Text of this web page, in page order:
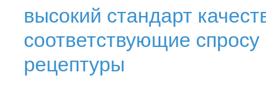
высокий стандарт
соответствующие
рецептуры